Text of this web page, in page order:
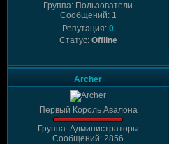
Группа: Пользователи
Сообщений: 1
Репутация: 0
Статус: Offline
Archer
Первый Король Авалона
Группа: Администраторы
Сообщений: 2856